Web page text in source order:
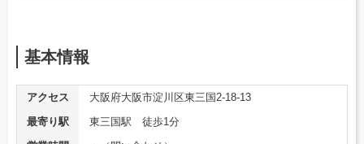
基本情報
アクセス
大阪府大阪市淀川区東三国2-18-13
最寄り駅
東三国駅 徒歩1分